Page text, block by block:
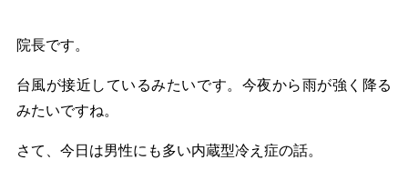
院長です。
台風が接近しているみたいです。今夜から雨が強く降る
みたいですね。
さて、今日は男性にも多い内蔵型冷え症の話。